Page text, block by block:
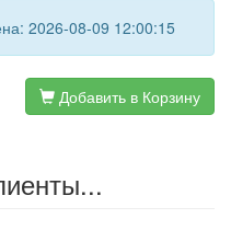
2026-08-09 12:00:15
Добавить в Корзину